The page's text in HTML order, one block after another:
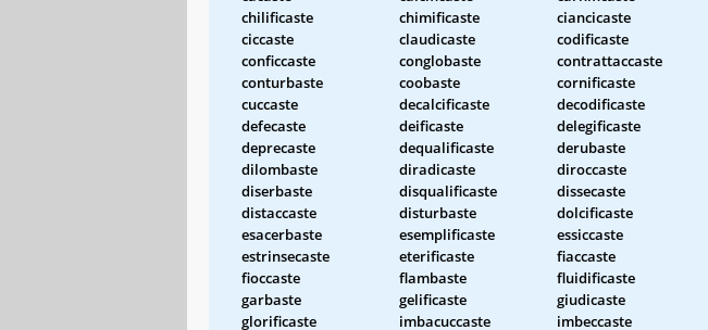
chilificaste
chimificaste ciancicaste
ciccaste
claudicaste codificaste
conficcaste
conglobaste contrattaccaste
conturbaste
coobaste cornificaste
cuccaste
decalcificaste decodificaste
defecaste
deificaste delegificaste
deprecaste
dequalificaste derubaste
dilombaste
diradicaste diroccaste
diserbaste
disqualificaste dissecaste
distaccaste
disturbaste dolcificaste
esacerbaste
esemplificaste essiccaste
estrinsecaste
eterificaste fiaccaste
fioccaste
flambaste fluidificaste
garbaste
gelificaste giudicaste
glorificaste
imbacuccaste imbeccaste